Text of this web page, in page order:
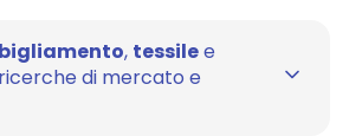
, tessilee
di mercato e